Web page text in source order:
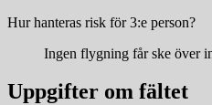
Hur hanteras risk för 3:e person?
Ingen flygning får ske över
Uppgifter om fältet